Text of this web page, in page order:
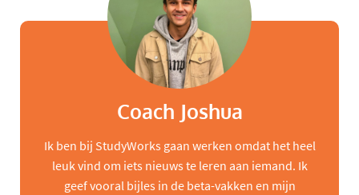
Coach Joshua
Ik ben bij StudyWorks gaan werken omdat het heel
leuk vind om iets nieuws te leren aan iemand. Ik
geef vooral bijles in de beta-vakken en mijn